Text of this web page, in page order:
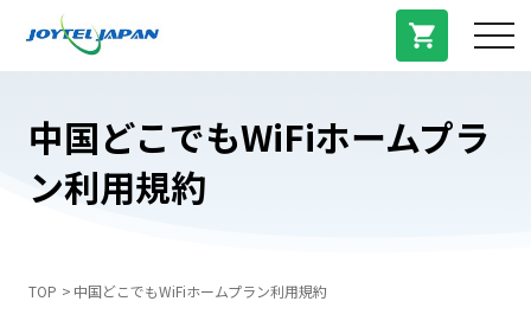
料金プラン
中国どこでもWiFiホームプラ
ン利用規約
TOP 中国どこでもWiFiホームプラン利用規約